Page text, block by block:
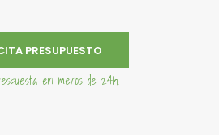
PRESUPUESTO
en menos de 24h.